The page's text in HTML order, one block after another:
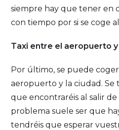
siempre hay que tener en
con tiempo por si se coge
Taxi entre el aeropuerto y
Por último, se puede
aeropuerto y la ciudad. Se
que encontraréis al salir
problema suele ser que
tendréis que esperar